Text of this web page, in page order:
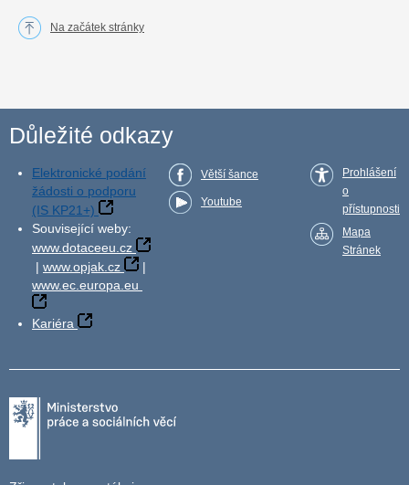
Na začátek stránky
Důležité odkazy
Elektronické podání
žádosti o podporu
(IS KP21+)
Související weby:
www.dotaceeu.cz
| www.opjak.cz
|
www.ec.europa.eu
Kariéra
Větší šance
Youtube
Prohlášení
o
přístupnosti
Mapa
Stránek